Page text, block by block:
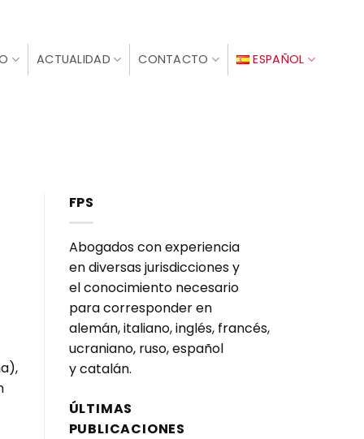
ACTUALIDAD CONTACTO ESPAÑOL
FPS
Abogados con experiencia
en diversas jurisdicciones y
el conocimiento necesario
para corresponder en
alemán, italiano, inglés, francés,
ucraniano, ruso, español
y catalán.
ÚLTIMAS
PUBLICACIONES